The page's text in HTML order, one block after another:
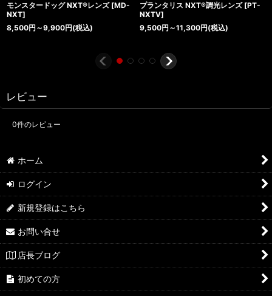
モンスタードッグ NXT®レンズ [MD-
NXT]
8,500円 ～9,900円(税込)
プランタリス NXT®調光レンズ [PT-
NXTV]
9,500円 ～11,300円(税込)
レビュー
0件のレビュー
ホーム
ログイン
新規登録はこちら
お問い合せ
店長ブログ
初めての方